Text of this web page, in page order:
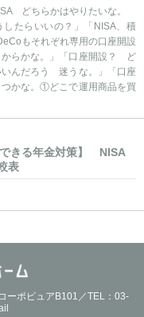
どちらかはやりたいな。
たらいいの？」「NISA、積
もそれぞれ専用の口座開設
からかな。」「口座開設？ ど
んだろう 迷うな。」「口座
かな。①どこで運用商品を買
きる年金対策】 NISA
表
ポピュアB101／TEL：03-